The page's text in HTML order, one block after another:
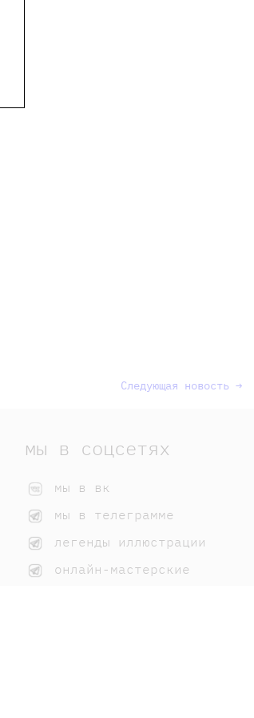
Следующая новость →
мы в соцсетях
мы в вк
мы в телеграмме
легенды иллюстрации
онлайн-мастерские